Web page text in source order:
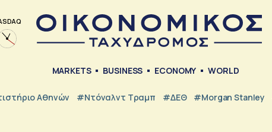
MARKETS BUSINESS ECONOMY WORLD
Αθηνών #Ντόναλντ Τραμπ #ΔΕΘ #Morgan Stanley